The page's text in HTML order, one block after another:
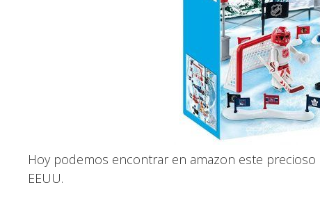
Hoy podemos encontrar en amazon este precioso
EEUU.